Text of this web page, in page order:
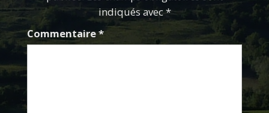
indiqués avec *
Commentaire*